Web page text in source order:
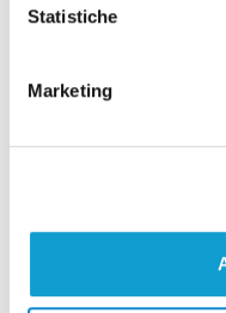
Statistiche
Marketing